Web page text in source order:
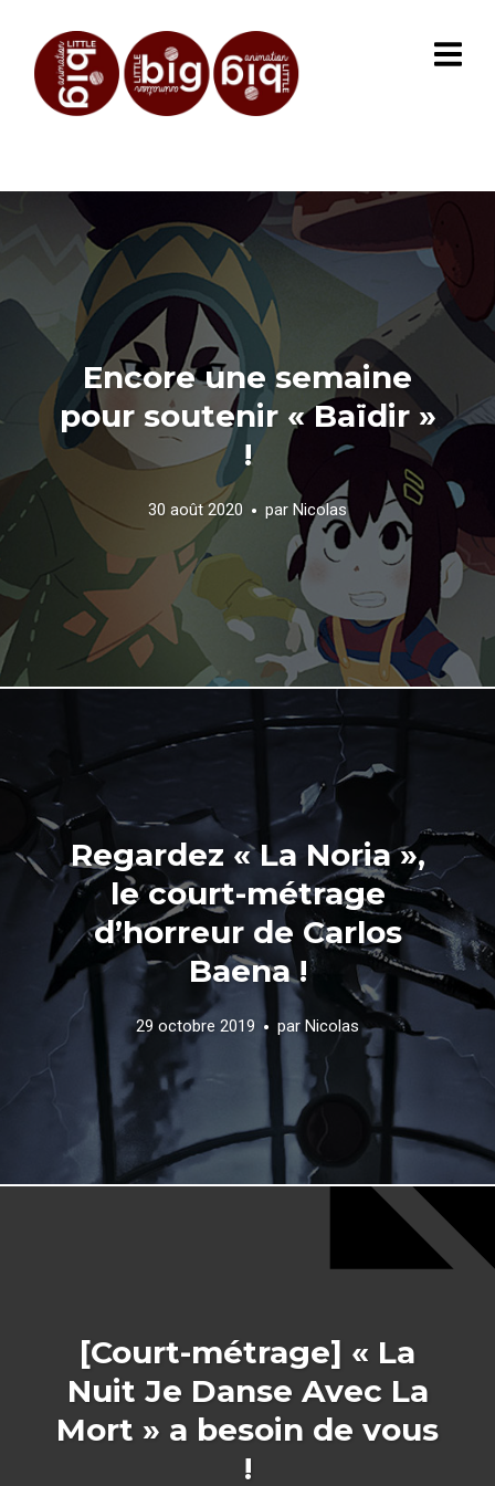
Encore une semaine
pour soutenir « Baïdir »
!
30 août 2020 par Nicolas
Regardez « La Noria »,
le court-métrage
d’horreur de Carlos
Baena !
29 octobre 2019 par Nicolas
[Court-métrage] « La
Nuit Je Danse Avec La
Mort » a besoin de vous
!